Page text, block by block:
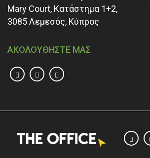
Mary Court, Κατάστημα 1+2,
3085 Λεμεσός, Κύπρος
ΑΚΟΛΟΥΘΗΣΤΕ ΜΑΣ